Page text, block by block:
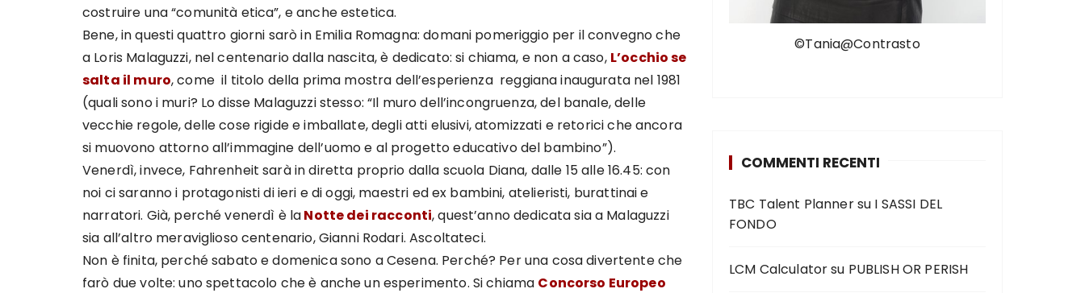
costruire una “comunità etica”, e anche estetica.
Bene, in questi quattro giorni sarò in Emilia Romagna: domani pomeriggio per il convegno che
a Loris Malaguzzi, nel centenario dalla nascita, è dedicato: si chiama, e non a caso, L’occhio se
salta il muro, come il titolo della prima mostra dell’esperienza reggiana inaugurata nel 1981
(quali sono i muri? Lo disse Malaguzzi stesso: “Il muro dell’incongruenza, del banale, delle
vecchie regole, delle cose rigide e imballate, degli atti elusivi, atomizzati e retorici che ancora
si muovono attorno all’immagine dell’uomo e al progetto educativo del bambino”).
Venerdì, invece, Fahrenheit sarà in diretta proprio dalla scuola Diana, dalle 15 alle 16.45: con
noi ci saranno i protagonisti di ieri e di oggi, maestri ed ex bambini, atelieristi, burattinai e
narratori. Già, perché venerdì è laNotte dei racconti, quest’anno dedicata sia a Malaguzzi
sia all’altro meraviglioso centenario, Gianni Rodari. Ascoltateci.
Non è finita, perché sabato e domenica sono a Cesena. Perché? Per una cosa divertente che
farò due volte: uno spettacolo che è anche un esperimento. Si chiama Concorso Europeo
©Tania@Contrasto
COMMENTI RECENTI
TBC Talent Plannersu I SASSI DEL
FONDO
LCM Calculatorsu PUBLISH OR PERISH